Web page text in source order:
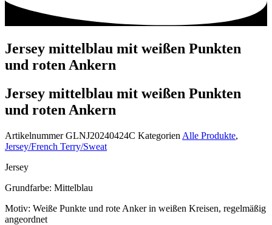
Jersey mittelblau mit weißen Punkten
und roten Ankern
Jersey mittelblau mit weißen Punkten
und roten Ankern
ArtikelnummerGLNJ20240424C Kategorien Alle Produkte,
Jersey/French Terry/Sweat
Jersey
Grundfarbe: Mittelblau
Motiv: Weiße Punkte und rote Anker in weißen Kreisen, regelmäßig
angeordnet